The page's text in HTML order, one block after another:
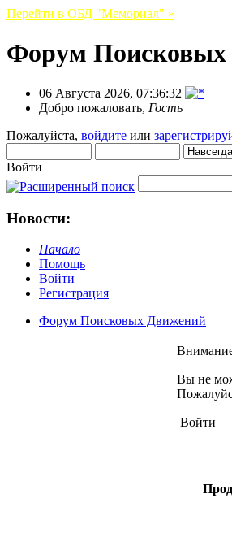
Перейти в ОБД "Мемориал" »
Форум
06 Августа 2026, 07:36:32
Добро пожаловать, Гость
Пожалуйста, войдите или
Войти
Новости:
Начало
Помощь
Войти
Регистрация
Форум Поисковых Движений
Вы не
Войти